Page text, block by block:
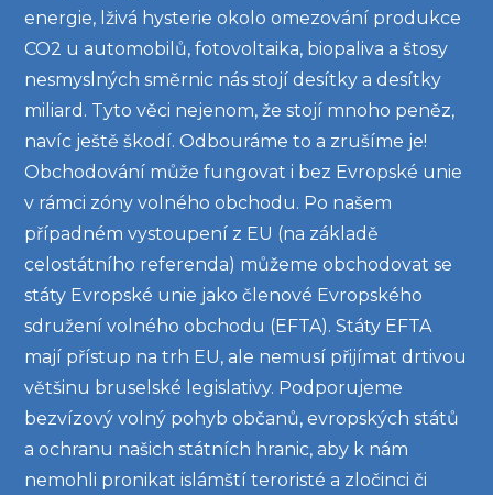
energie, lživá hysterie okolo omezování produkce
CO2 u automobilů, fotovoltaika, biopaliva a štosy
nesmyslných směrnic nás stojí desítky a desítky
miliard. Tyto věci nejenom, že stojí mnoho peněz,
navíc ještě škodí. Odbouráme to a zrušíme je!
Obchodování může fungovat i bez Evropské unie
v rámci zóny volného obchodu. Po našem
případném vystoupení z EU (na základě
celostátního referenda) můžeme obchodovat se
státy Evropské unie jako členové Evropského
sdružení volného obchodu (EFTA). Státy EFTA
mají přístup na trh EU, ale nemusí přijímat drtivou
většinu bruselské legislativy. Podporujeme
bezvízový volný pohyb občanů, evropských států
a ochranu našich státních hranic, aby k nám
nemohli pronikat islámští teroristé a zločinci či